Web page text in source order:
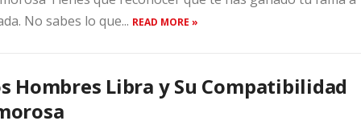
No sabes lo que... READ MORE »
Hombres Libra y Su Compatibilidad